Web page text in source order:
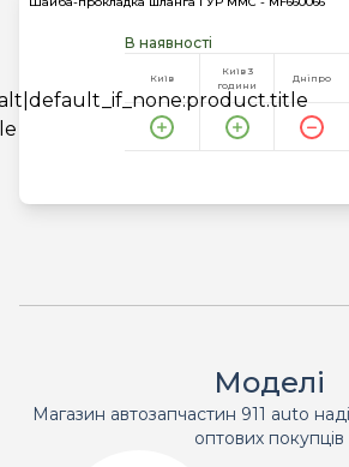
В наявності
Київ
Київ 3
години
Дніпро
Моделі
Магазин автозапчастин 911 auto
оптових покупців